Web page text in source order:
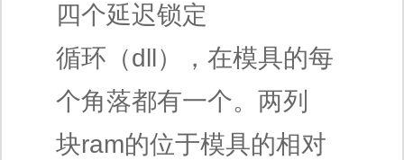
四个延迟锁定
循环（dll），在模具的每
个角落都有一个。两列
块ram的位于模具的相对